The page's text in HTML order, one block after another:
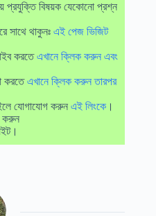
প্রযুক্তি বিষয়ক যেকোনো প্রশ্ন
সাথে থাকুনঃ এই পেজ ভিজিট
করতেএখানে ক্লিক করুন এবং
করতেএখানে ক্লিক করুন তারপর
যোগাযোগ করুন এই লিংকে ।
করুন